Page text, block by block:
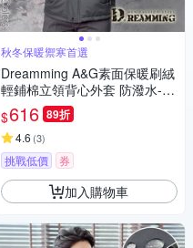
秋冬保暖禦寒首選
Dreamming A&G素面保暖刷絨
輕鋪棉立領背心外套 防潑水-共
二色
$616 89折
4.6 (3)
挑戰低價 券
加入購物車